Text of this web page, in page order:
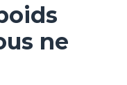
ne